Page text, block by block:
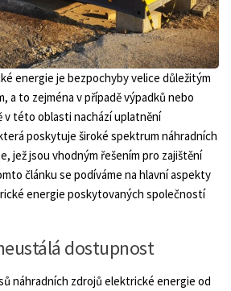
energie je bezpochyby velice důležitým
a to zejména v případě výpadků nebo
v této oblasti nachází uplatnění
poskytuje široké spektrum náhradních
jež jsou vhodným řešením pro zajištění
článku se podíváme na hlavní aspekty
energie poskytovaných společností
dostupnost
náhradních zdrojů elektrické energie od